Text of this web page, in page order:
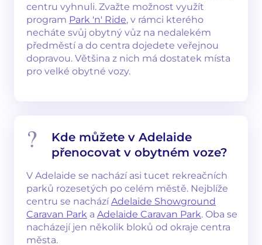
centru vyhnuli. Zvažte možnost využít
program Park 'n' Ride, v rámci kterého
necháte svůj obytný vůz na nedalekém
předměstí a do centra dojedete veřejnou
dopravou. Většina z nich má dostatek místa
pro velké obytné vozy.
Kde můžete v Adelaide
přenocovat v obytném voze?
V Adelaide se nachází asi tucet rekreačních
parků rozesetých po celém městě. Nejblíže
centru se nacházíAdelaide Showground
Caravan Park a Adelaide Caravan Park. Oba se
nacházejí jen několik bloků od okraje centra
města.